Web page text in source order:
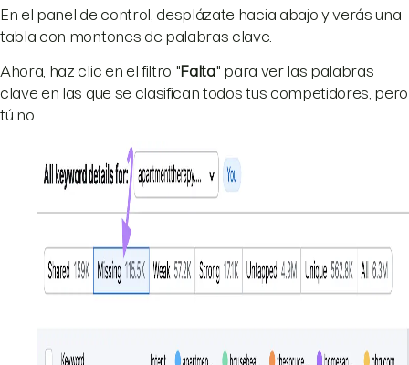
En el panel de control, desplázate hacia abajo y verás una
tabla con montones de palabras clave.
Ahora, haz clic en el filtro "Falta" para ver las palabras
clave en las que se clasifican todos tus competidores, pero
tú no.